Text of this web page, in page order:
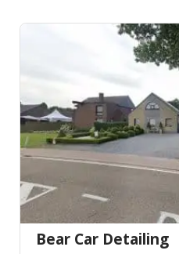
Bear Car Detailing